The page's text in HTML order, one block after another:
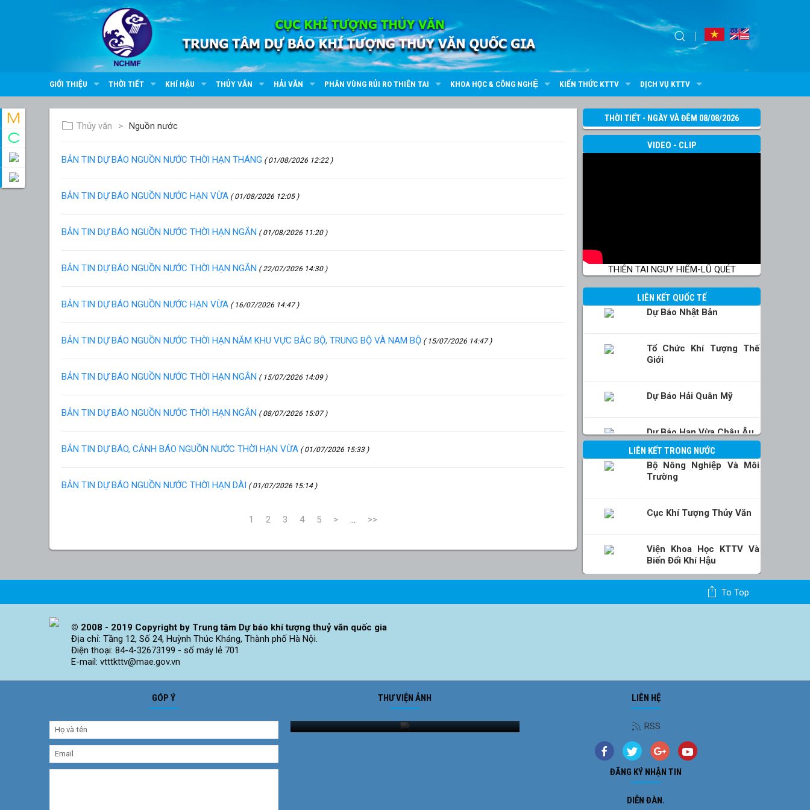
GIỚI THIỆU THỜI TIẾT KHÍ HẬU THỦY VĂN HẢI VĂN PHÂN VÙNG RỦI RO THIÊN TAI KHOA HỌC & CÔNG NGHỆ KIẾN THỨC KTTV DỊCH VỤ KTTV
Thủy văn Nguồn nước
BẢN TIN DỰ BÁO NGUỒN NƯỚC THỜI HẠN THÁNG ( 01/08/2026 12:22 )
BẢN TIN DỰ BÁO NGUỒN NƯỚC HẠN VỪA ( 01/08/2026 12:05 )
BẢN TIN DỰ BÁO NGUỒN NƯỚC THỜI HẠN NGẮN ( 01/08/2026 11:20 )
BẢN TIN DỰ BÁO NGUỒN NƯỚC THỜI HẠN NGẮN ( 22/07/2026 14:30 )
BẢN TIN DỰ BÁO NGUỒN NƯỚC HẠN VỪA ( 16/07/2026 14:47 )
BẢN TIN DỰ BÁO NGUỒN NƯỚC THỜI HẠN NĂM KHU VỰC BẮC BỘ, TRUNG BỘ VÀ NAM BỘ ( 15/07/2026 14:47 )
BẢN TIN DỰ BÁO NGUỒN NƯỚC THỜI HẠN NGẮN ( 15/07/2026 14:09 )
BẢN TIN DỰ BÁO NGUỒN NƯỚC THỜI HẠN NGẮN ( 08/07/2026 15:07 )
BẢN TIN DỰ BÁO, CẢNH BÁO NGUỒN NƯỚC THỜI HẠN VỪA ( 01/07/2026 15:33 )
BẢN TIN DỰ BÁO NGUỒN NƯỚC THỜI HẠN DÀI ( 01/07/2026 15:14 )
1 2 3 4 5 > ... >>
THỜI TIẾT - NGÀY VÀ ĐÊM 08/08/2026
VIDEO - CLIP
THIÊN TAI NGUY HIỂM-LŨ QUÉT
LIÊN KẾT QUỐC TẾ
Dự Báo Nhật Bản
Tổ Chức Khí Tượng Thế
Giới
Dự Báo Hải Quân Mỹ
Dự Báo Hạn Vừa Châu Âu
LIÊN KẾT TRONG NƯỚC
Bộ Nông Nghiệp Và Môi
Trường
Cục Khí Tượng Thủy Văn
Viện Khoa Học KTTV Và
Biến Đổi Khí Hậu
To Top
© 2008 - 2019 Copyright by Trung tâm Dự báo khí tượng thuỷ văn quốc gia
Địa chỉ: Tầng 12, Số 24, Huỳnh Thúc Kháng, Thành phố Hà Nội.
Điện thoại: 84-4-32673199 - số máy lẻ 701
E-mail: vtttkttv@mae.gov.vn
GÓP Ý
THƯ VIỆN ẢNH
LIÊN HỆ
RSS
ĐĂNG KÝ NHẬN TIN
DIỄN ĐÀN.